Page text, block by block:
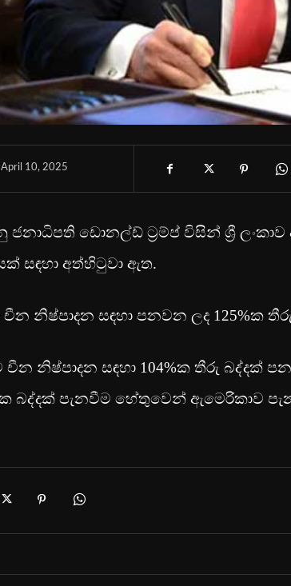
April 10, 2025
ජනාධිපති ඩොනල්ඩ් ට්‍රම්ප් විසින් ශ්‍රී
සඳහා අත්හිටුවා ඇත.
චීන නිෂ්පාදන සඳහා පනවන ලද 125%ක
චීන නිෂ්පාදන සඳහා 104%ක තීරු
බද්දක් පැනවීම හේතුවෙන් ඇමෙරිකාව